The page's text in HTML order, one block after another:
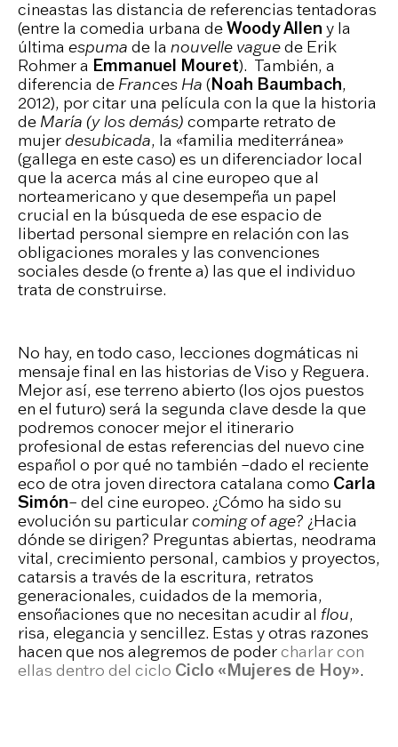
cineastas las distancia de referencias tentadoras
(entre la comedia urbana deWoody Allen y la
última espuma de la nouvelle vaguede Erik
Rohmer a Emmanuel Mouret). También, a
diferencia de Frances Ha (Noah Baumbach,
2012), por citar una película con la que la historia
de María (y los demás) comparte retrato de
mujerdesubicada, la «familia mediterránea»
(gallega en este caso) es un diferenciador local
que la acerca más al cine europeo que al
norteamericano y que desempeña un papel
crucial en la búsqueda de ese espacio de
libertad personal siempre en relación con las
obligaciones morales y las convenciones
sociales desde (o frente a) las que el individuo
trata de construirse.
No hay, en todo caso, lecciones dogmáticas ni
mensaje final en las historias de Viso y Reguera.
Mejor así, ese terreno abierto (los ojos puestos
en el futuro) será la segunda clave desde la que
podremos conocer mejor el itinerario
profesional de estas referencias del nuevo cine
español o por qué no también –dado el reciente
eco de otra joven directora catalana como Carla
Simón– del cine europeo. ¿Cómo ha sido su
evolución su particularcoming of age? ¿Hacia
dónde se dirigen? Preguntas abiertas, neodrama
vital, crecimiento personal, cambios y proyectos,
catarsis a través de la escritura, retratos
generacionales, cuidados de la memoria,
ensoñaciones que no necesitan acudir al flou,
risa, elegancia y sencillez. Estas y otras razones
hacen que nos alegremos de podercharlar con
ellas dentro del ciclo Ciclo «Mujeres de Hoy».